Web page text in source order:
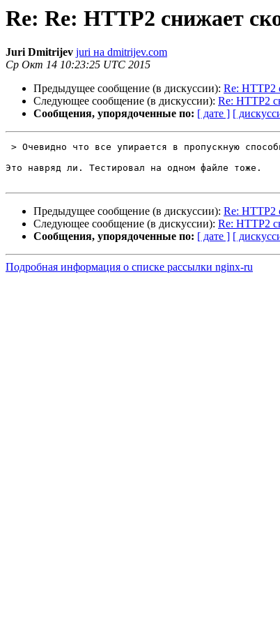
Re: Re: HTTP2 снижает
Juri Dmitrijev juri на dmitrijev.com
Ср Окт 14 10:23:25 UTC 2015
Предыдущее сообщение (в дискуссии): Re: HTTP2
Следующее сообщение (в дискуссии): Re: HTTP2
Сообщения, упорядоченные по: [ дате ] [
Это навряд ли. Тестировал на одном файле тоже.
Предыдущее сообщение (в дискуссии): Re: HTTP2
Следующее сообщение (в дискуссии): Re: HTTP2
Сообщения, упорядоченные по: [ дате ] [
Подробная информация о списке рассылки nginx-ru